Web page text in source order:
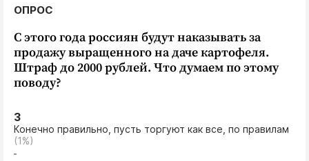
ОПРОС
С этого года россиян будут наказывать за
продажу выращенного на даче картофеля.
Штраф до 2000 рублей. Что думаем по этому
поводу?
3
Конечно правильно, пусть торгуют как все, по правилам
(1%)